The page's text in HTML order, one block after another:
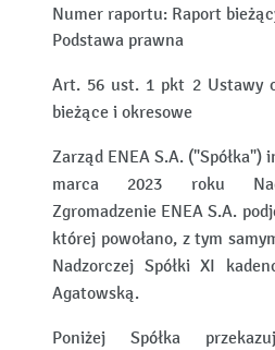
Numer raportu: Raport
Podstawa prawna
Art. 56 ust. 1 pkt 2 Ustawy
bieżące i okresowe
Zarząd ENEA S.A.
marca 2023 roku
Zgromadzenie ENEA S.A.
której powołano, z tym
Nadzorczej Spółki XI
Agatowską.
Poniżej Spółka